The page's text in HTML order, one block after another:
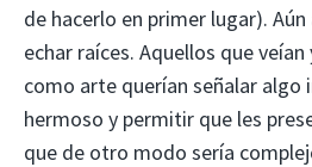
de hacerlo en primer lugar).
echar raíces. Aquellos que
como arte querían señalar algo
hermoso y permitir que les
que de otro modo sería